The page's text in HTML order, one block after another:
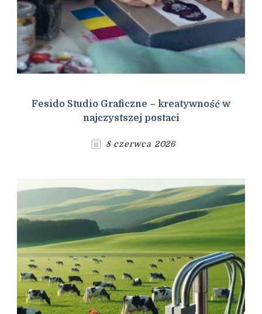
Fesido Studio Graficzne – kreatywność w
najczystszej postaci
8 czerwca 2026